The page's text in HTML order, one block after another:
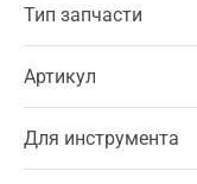
Тип запчасти
Артикул
Для инструмента